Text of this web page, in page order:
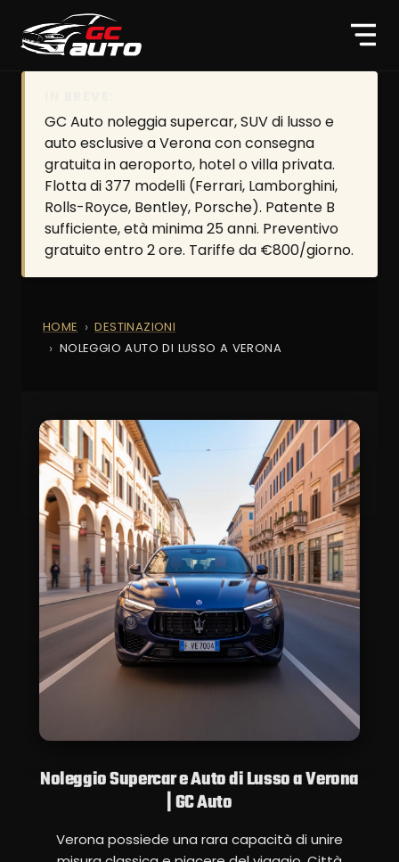
GC Auto noleggia supercar, SUV di lusso e
auto esclusive a Verona con consegna
gratuita in aeroporto, hotel o villa privata.
Flotta di 377 modelli (Ferrari, Lamborghini,
Rolls-Royce, Bentley, Porsche). Patente B
sufficiente, età minima 25 anni. Preventivo
gratuito entro 2 ore. Tariffe da €800/giorno.
HOME
DESTINAZIONI
NOLEGGIO AUTO DI LUSSO A VERONA
Noleggio Supercar e Auto di Lusso a Verona
| GC Auto
Verona possiede una rara capacità di unire